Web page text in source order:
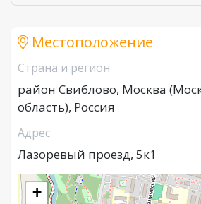
Местоположение
Страна и регион
район Свиблово, Москва
область), Россия
Адрес
Лазоревый проезд, 5к1
+